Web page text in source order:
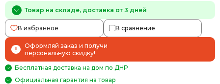
Товар на складе, доставка от 3 дней
В избранное В сравнение
Оформляй заказ и получи
персональную скидку!
Бесплатная доставка на дом по ДНР
Официальная гарантия на товар